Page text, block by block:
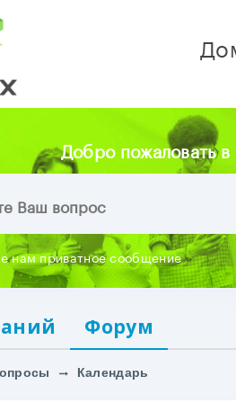
Добро пожаловать
нам приватное сообщение
Форум
Календарь